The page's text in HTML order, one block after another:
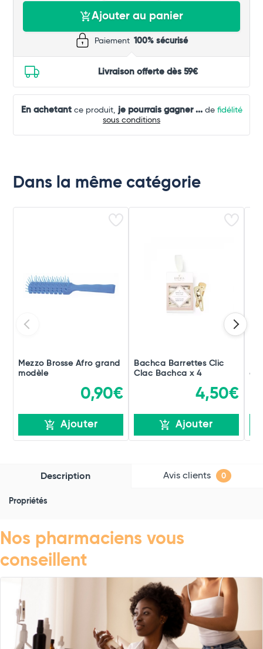
Ajouter au panier
Paiement 100% sécurisé
Livraison offerte dès 59€
En achetantce produit, je pourrais gagner ...de fidélité
sous conditions
Dans la même catégorie
Mezzo Brosse Afro grand
modèle
0,90€
Ajouter
Bachca Barrettes Clic
Clac Bachca x 4
4,50€
Ajouter
Description Avis clients 0
Propriétés
Nos pharmaciens vous
conseillent